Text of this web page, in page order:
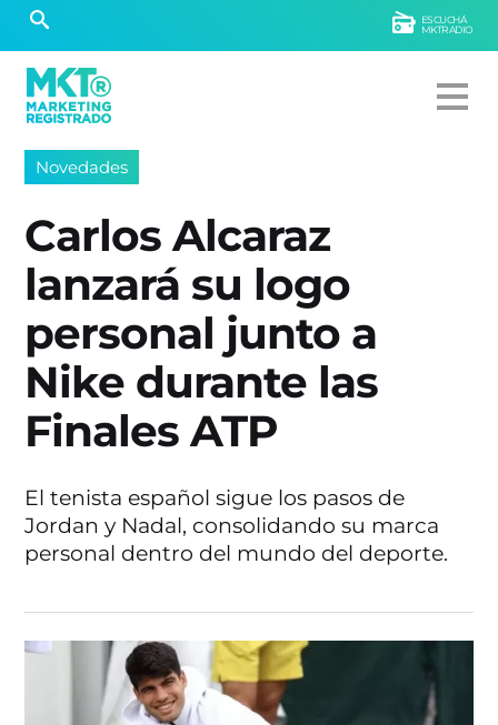
ESCUCHÁ
MKTRADIO
Novedades
Carlos Alcaraz
lanzará su logo
personal junto a
Nike durante las
Finales ATP
El tenista español sigue los pasos de
Jordan y Nadal, consolidando su marca
personal dentro del mundo del deporte.